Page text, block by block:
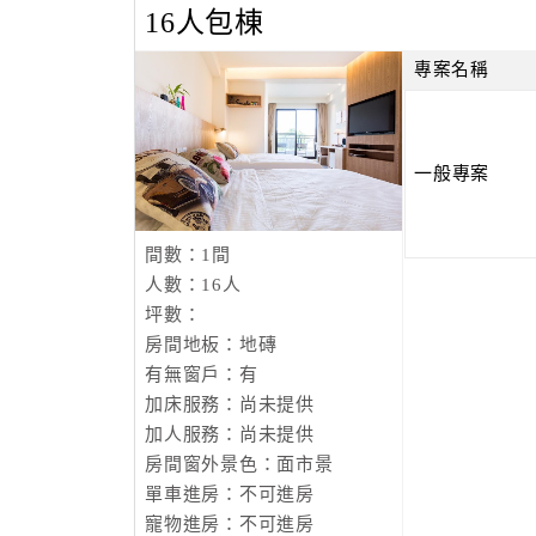
16人包棟
間數：1間
人數：16人
坪數：
房間地板：地磚
有無窗戶：有
加床服務：尚未提供
加人服務：尚未提供
房間窗外景色：面市景
單車進房：不可進房
寵物進房：不可進房
專案名稱
一般專案